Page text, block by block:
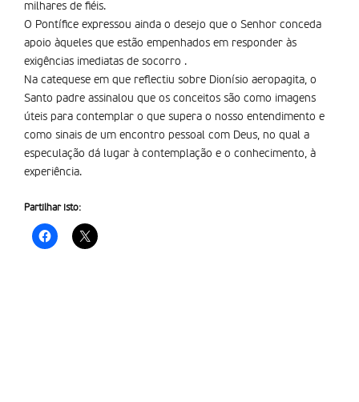
milhares de fiéis.
O Pontífice expressou ainda o desejo que o Senhor conceda
apoio àqueles que estão empenhados em responder às
exigências imediatas de socorro .
Na catequese em que reflectiu sobre Dionísio aeropagita, o
Santo padre assinalou que os conceitos são como imagens
úteis para contemplar o que supera o nosso entendimento e
como sinais de um encontro pessoal com Deus, no qual a
especulação dá lugar à contemplação e o conhecimento, à
experiência.
Partilhar isto: